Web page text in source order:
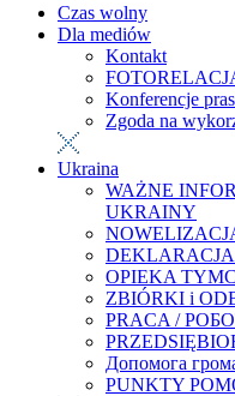
Czas wolny
Dla mediów
Kontakt
Konferencje
Zgoda na
Ukraina
WAŻNE
UKRAINY
OPIEKA
ZBIÓRKI i
PRACA /
Допомога
PUNKTY